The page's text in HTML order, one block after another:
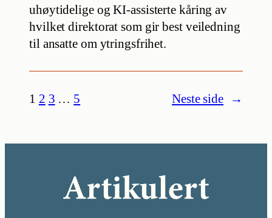
uhøytidelige og KI-assisterte kåring av
hvilket direktorat som gir best veiledning
til ansatte om ytringsfrihet.
1 2 3 … 5 Neste side →